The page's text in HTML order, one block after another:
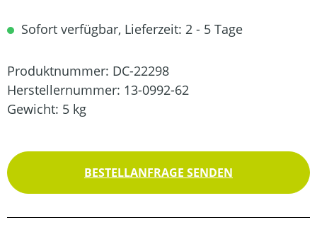
Sofort verfügbar, Lieferzeit: 2 - 5 Tage
Produktnummer: DC-22298
Herstellernummer: 13-0992-62
Gewicht: 5 kg
BESTELLANFRAGE SENDEN